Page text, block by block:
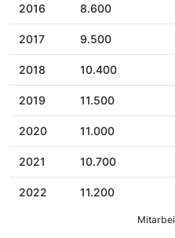
2016 8.600
2017 9.500
2018 10.400
2019 11.500
2020 11.000
2021 10.700
2022 11.200